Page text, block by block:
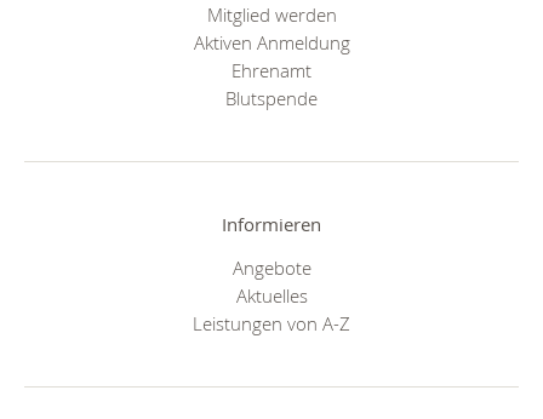
Mitglied werden
Aktiven Anmeldung
Ehrenamt
Blutspende
Informieren
Angebote
Aktuelles
Leistungen von A-Z